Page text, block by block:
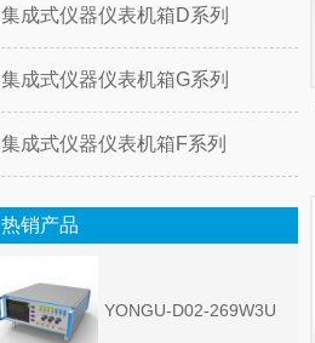
集成式仪器仪表机箱D系列
集成式仪器仪表机箱G系列
集成式仪器仪表机箱F系列
热销产品
YONGU-D02-269W3U